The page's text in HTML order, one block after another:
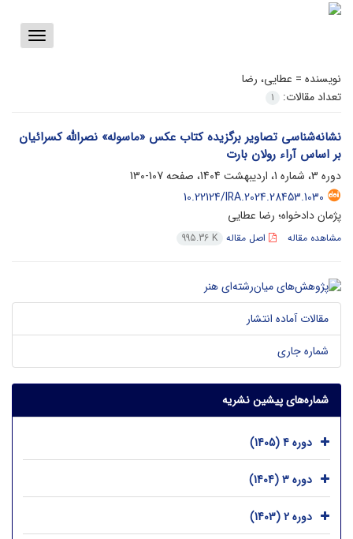
Toggle
نویسنده = عطایی، رضا
تعداد مقالات:
1
نشانه‌شناسی تصاویر برگزیده کتاب عکس «ماسوله» نصرالله کسرائیان
بر اساس آراء رولان بارت
دوره 3، شماره 1، اردیبهشت 1404، صفحه
107-130
10.22124/IRA.2024.28453.1030
پژمان دادخواه؛ رضا عطایی
مشاهده مقاله اصل مقاله 995.36 K
مقالات آماده انتشار
شماره جاری
شماره‌های پیشین نشریه
دوره 4 (1405)
دوره 3 (1404)
دوره 2 (1403)